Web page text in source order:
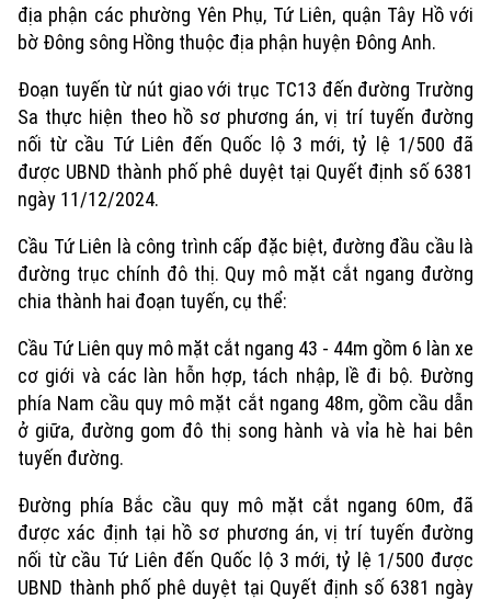
Xu hướng
địa phận các phường Yên Phụ, Tứ Liên, quận Tây Hồ với
bờ Đông sông Hồng thuộc địa phận huyện Đông Anh.
Đoạn tuyến từ nút giao với trục TC13 đến đường Trường
Sa thực hiện theo hồ sơ phương án, vị trí tuyến đường
nối từ cầu Tứ Liên đến Quốc lộ 3 mới, tỷ lệ 1/500 đã
được UBND thành phố phê duyệt tại Quyết định số 6381
ngày 11/12/2024.
Cầu Tứ Liên là công trình cấp đặc biệt, đường đầu cầu là
đường trục chính đô thị. Quy mô mặt cắt ngang đường
chia thành hai đoạn tuyến, cụ thể:
Cầu Tứ Liên quy mô mặt cắt ngang 43 - 44m gồm 6 làn xe
cơ giới và các làn hỗn hợp, tách nhập, lề đi bộ. Đường
phía Nam cầu quy mô mặt cắt ngang 48m, gồm cầu dẫn
ở giữa, đường gom đô thị song hành và vỉa hè hai bên
tuyến đường.
Đường phía Bắc cầu quy mô mặt cắt ngang 60m, đã
được xác định tại hồ sơ phương án, vị trí tuyến đường
nối từ cầu Tứ Liên đến Quốc lộ 3 mới, tỷ lệ 1/500 được
UBND thành phố phê duyệt tại Quyết định số 6381 ngày